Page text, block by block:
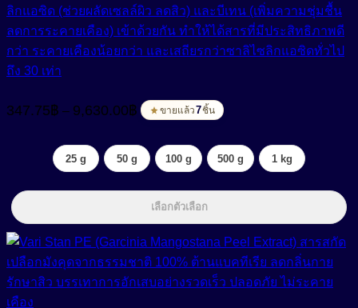
ลิกแอซิด (ช่วยผลัดเซลล์ผิว ลดสิว) และบีเทน (เพิ่มความชุ่มชื้น
ลดการระคายเคือง) เข้าด้วยกัน ทำให้ได้สารที่มีประสิทธิภาพดี
กว่า ระคายเคืองน้อยกว่า และเสถียรกว่าซาลิไซลิกแอซิดทั่วไป
ถึง 30 เท่า
347.75฿ – 9,630.00฿ range:
through
9,630.00฿
ขายแล้ว7ชิ้น
25 g 50 g 100 g 500 g 1 kg
เลือกตัวเลือก